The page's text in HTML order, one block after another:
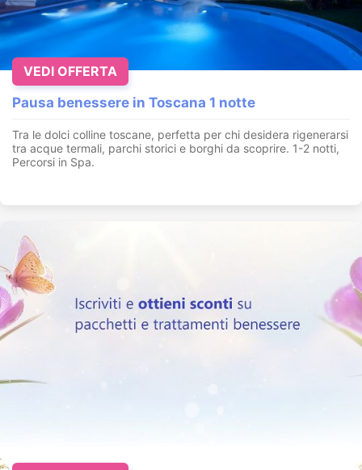
Pausa benessere in Toscana 1 notte
Tra le dolci colline toscane, perfetta per chi desidera rigenerarsi
tra acque termali, parchi storici e borghi da scoprire. 1-2 notti,
Percorsi in Spa.
VEDI OFFERTA